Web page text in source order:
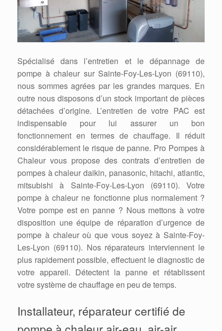
Spécialisé dans l’entretien et le dépannage de
pompe à chaleur sur Sainte-Foy-Les-Lyon (69110),
nous sommes agrées par les grandes marques. En
outre nous disposons d’un stock important de pièces
détachées d’origine. L’entretien de votre PAC est
indispensable pour lui assurer un bon
fonctionnement en termes de chauffage. Il réduit
considérablement le risque de panne. Pro Pompes à
Chaleur vous propose des contrats d’entretien de
pompes à chaleur daikin, panasonic, hitachi, atlantic,
mitsubishi à Sainte-Foy-Les-Lyon (69110). Votre
pompe à chaleur ne fonctionne plus normalement ?
Votre pompe est en panne ? Nous mettons à votre
disposition une équipe de réparation d’urgence de
pompe à chaleur où que vous soyez à Sainte-Foy-
Les-Lyon (69110). Nos réparateurs interviennent le
plus rapidement possible, effectuent le diagnostic de
votre appareil. Détectent la panne et rétablissent
votre système de chauffage en peu de temps.
Installateur, réparateur certifié de